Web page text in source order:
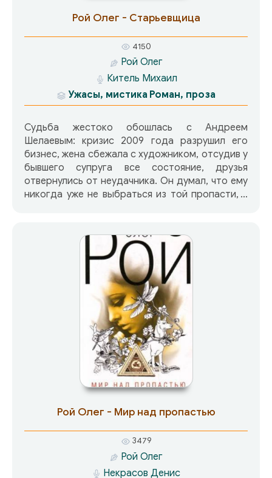
Рой Олег - Старьевщица
4150
Рой Олег
Китель Михаил
Ужасы, мистика Роман, проза
Судьба жестоко обошлась с Андреем
Шелаевым: кризис 2009 года разрушил его
бизнес, жена сбежала с художником, отсудив у
бывшего супруга все состояние, друзья
отвернулись от неудачника. Он думал, что ему
никогда уже не выбраться из той пропасти, в
предложила такую сделку, о которой бывалый
бизнесмен и помыслить раньше не мог. С
легкостью согласился Андрей на… продажу
собственных счастливых воспоминаний —
жизнь ведь длинная, накопятся новые…
Рой Олег - Мир над пропастью
3479
Рой Олег
Некрасов Денис